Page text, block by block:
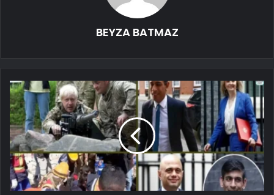
BEYZA BATMAZ